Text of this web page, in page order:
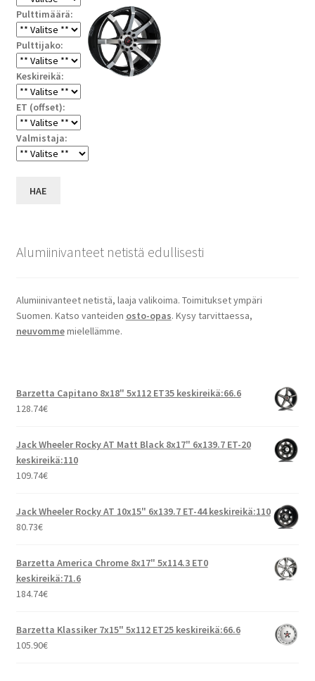
Pulttimäärä:
Pulttijako:
Keskireikä:
ET (offset):
Valmistaja:
HAE
Alumiinivanteet netistä edullisesti
Alumiinivanteet netistä, laaja valikoima. Toimitukset ympäri
Suomen. Katso vanteiden osto-opas. Kysy tarvittaessa,
neuvommemielellämme.
Barzetta Capitano 8x18" 5x112 ET35 keskireikä:66.6
128.74€
Jack Wheeler Rocky AT Matt Black 8x17" 6x139.7 ET-20
keskireikä:110
109.74€
Jack Wheeler Rocky AT 10x15" 6x139.7 ET-44 keskireikä:110
80.73€
Barzetta America Chrome 8x17" 5x114.3 ET0
keskireikä:71.6
184.74€
Barzetta Klassiker 7x15" 5x112 ET25 keskireikä:66.6
105.90€